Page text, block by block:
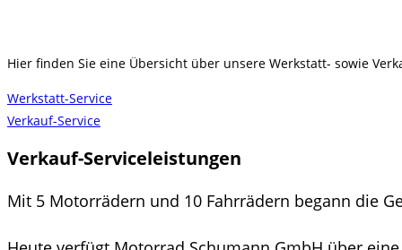
Hier finden Sie eine Übersicht über unsere Werkstatt- sowie
Werkstatt-Service
Verkauf-Service
Verkauf-Serviceleistungen
Mit 5 Motorrädern und 10 Fahrrädern begann die